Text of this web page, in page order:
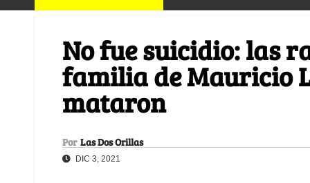
No fue suicidio: las
familia de Mauricio
mataron
Por Las Dos Orillas
DIC 3, 2021